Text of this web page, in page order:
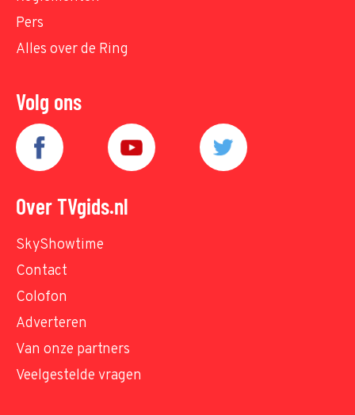
Pers
Alles over de Ring
Volg ons
Over TVgids.nl
SkyShowtime
Contact
Colofon
Adverteren
Van onze partners
Veelgestelde vragen